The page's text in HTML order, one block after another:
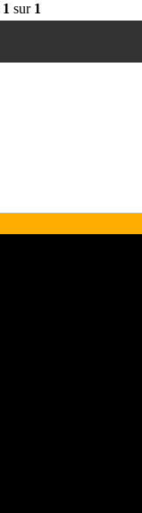
1 sur 1